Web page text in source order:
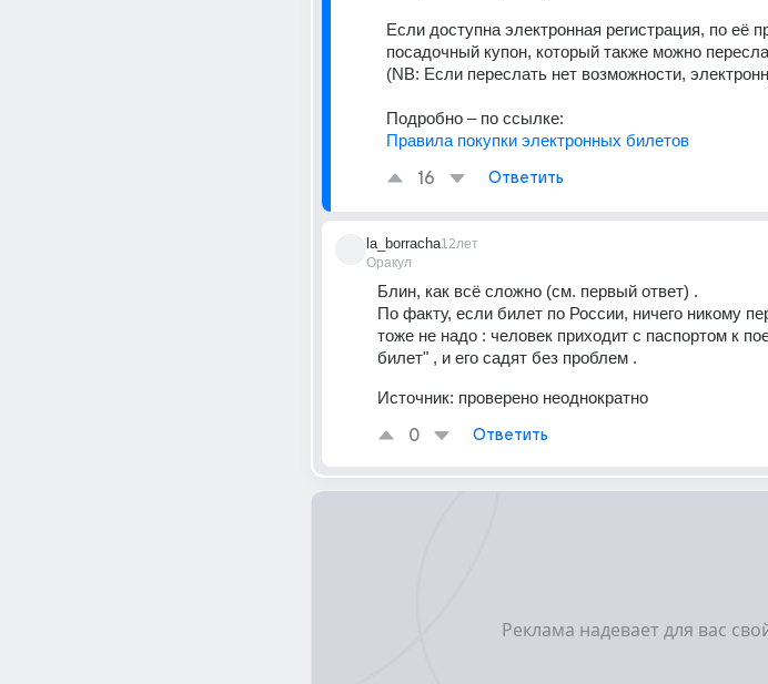
Если доступна электронная регистрация, по её
посадочный купон, который также можно
(NB: Если переслать нет возможности,
Подробно – по ссылке:
Правила покупки электронных билетов
16 Ответить
la_borracha
Оракул
12лет
Блин, как всё сложно (см. первый ответ) .
По факту, если билет по России, ничего никому
тоже не надо : человек приходит с паспортом к
билет" , и его садят без проблем .
Источник: проверено неоднократно
0 Ответить